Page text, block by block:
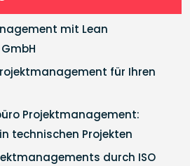
mit Lean
für Ihren
Projektmanagement:
technischen Projekten
durch ISO